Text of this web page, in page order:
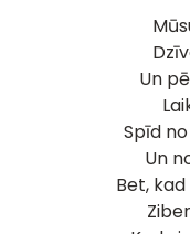
Un
Spīd
Un
Bet,